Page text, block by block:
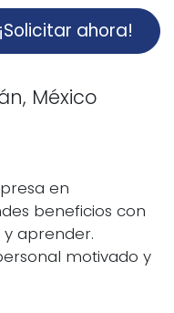
¡Solicitar ahora!
, México
en
beneficios con
aprender.
motivado y